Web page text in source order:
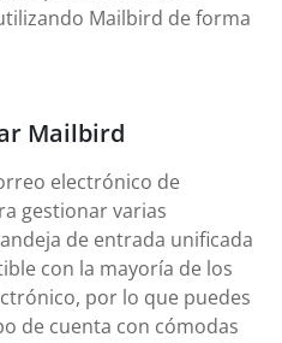
Mailbird de forma
Mailbird
electrónico de
gestionar varias
de entrada unificada
con la mayoría de los
por lo que puedes
de cuenta con cómodas